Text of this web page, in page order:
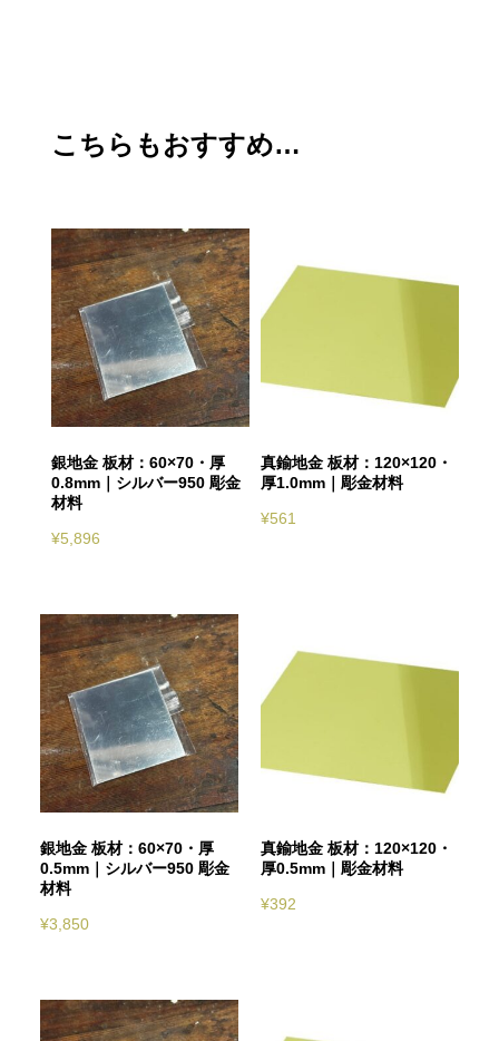
こちらもおすすめ…
銀地金 板材：60×70・厚
0.8mm｜シルバー950 彫金
材料
¥5,896
真鍮地金 板材：120×120・
厚1.0mm｜彫金材料
¥561
銀地金 板材：60×70・厚
0.5mm｜シルバー950 彫金
材料
¥3,850
真鍮地金 板材：120×120・
厚0.5mm｜彫金材料
¥392